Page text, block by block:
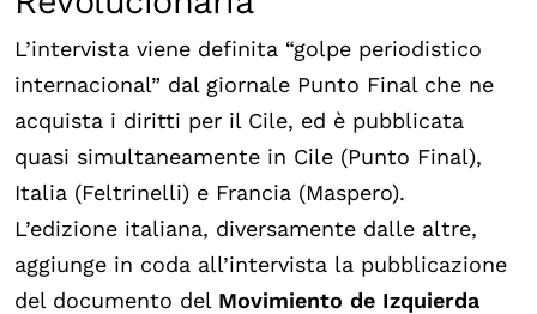
L’intervista viene definita “golpe periodistico
internacional” dal giornale Punto Final che ne
acquista i diritti per il Cile, ed è pubblicata
quasi simultaneamente in Cile (Punto Final),
Italia (Feltrinelli) e Francia (Maspero).
L’edizione italiana, diversamente dalle altre,
aggiunge in coda all’intervista la pubblicazione
del documento del Movimiento de Izquierda